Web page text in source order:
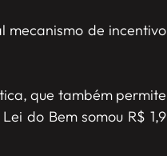
mecanismo de incentivo
que também permite
do Bem somou R$ 1,9